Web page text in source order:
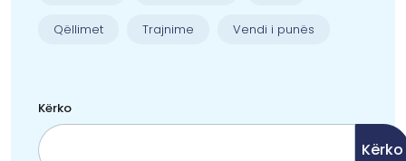
Qëllimet Trajnime Vendi i punës
Kërko
Kërko